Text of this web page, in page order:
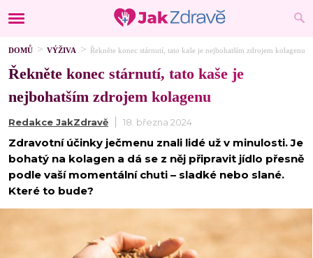
DOMŮ VÝŽIVA Řekněte konec stárnutí, tato kaše je nejbohatším zdrojem kolagenu
Řekněte konec stárnutí, tato kaše je
nejbohatším zdrojem kolagenu
Redakce JakZdravě 18. března 2024
Zdravotní účinky ječmenu znali lidé už v minulosti. Je
bohatý na kolagen a dá se z něj připravit jídlo přesně
podle vaší momentální chuti – sladké nebo slané.
Které to bude?